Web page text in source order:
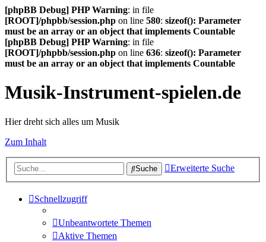
[phpBB Debug] PHP Warning: in file
[ROOT]/phpbb/session.php on line 580: sizeof(): Parameter
must be an array or an object that implements Countable
[phpBB Debug] PHP Warning: in file
[ROOT]/phpbb/session.php on line 636: sizeof(): Parameter
must be an array or an object that implements Countable
Musik-Instrument-spielen.de
Hier dreht sich alles um Musik
Zum Inhalt
Suche Erweiterte Suche
Schnellzugriff
Unbeantwortete Themen
Aktive Themen